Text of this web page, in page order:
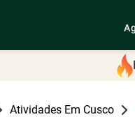
Atividades Em Cusco